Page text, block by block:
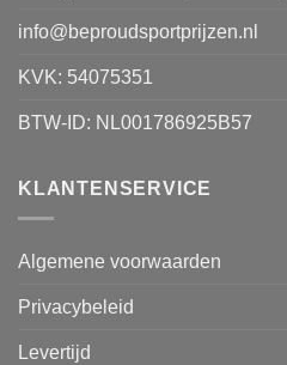
info@beproudsportprijzen.nl
KVK: 54075351
BTW-ID: NL001786925B57
KLANTENSERVICE
Algemene voorwaarden
Privacybeleid
Levertijd